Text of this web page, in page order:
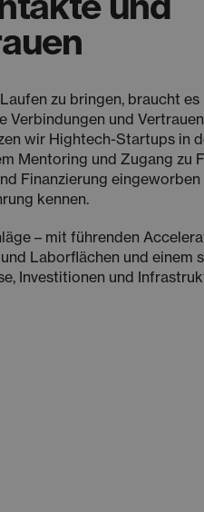
zu bringen, braucht
Verbindungen und
wir Hightech-Startups in
Mentoring und Zugang zu
Finanzierung
kennen.
– mit führenden
Laborflächen und einem
Investitionen und